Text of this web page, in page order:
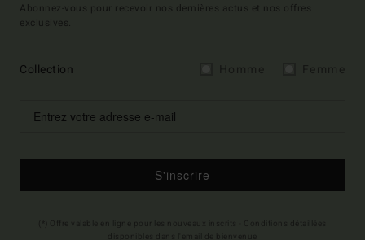
Abonnez-vous pour recevoir nos dernières actus et nos offres
exclusives.
Collection
S'inscrire